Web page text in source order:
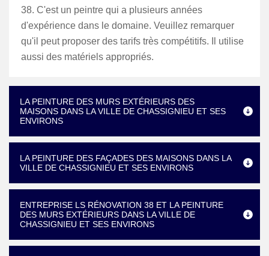
38. C'est un peintre qui a plusieurs années
d'expérience dans le domaine. Veuillez remarquer
qu'il peut proposer des tarifs très compétitifs. Il utilise
aussi des matériels appropriés.
LA PEINTURE DES MURS EXTÉRIEURS DES
MAISONS DANS LA VILLE DE CHASSIGNIEU ET SES
ENVIRONS
LA PEINTURE DES FAÇADES DES MAISONS DANS LA
VILLE DE CHASSIGNIEU ET SES ENVIRONS
ENTREPRISE LS RÉNOVATION 38 ET LA PEINTURE
DES MURS EXTÉRIEURS DANS LA VILLE DE
CHASSIGNIEU ET SES ENVIRONS